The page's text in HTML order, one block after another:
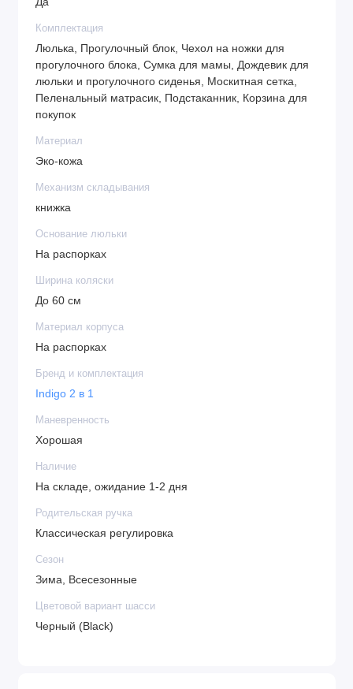
Комплектация
Люлька, Прогулочный блок, Чехол на ножки для
прогулочного блока, Сумка для мамы, Дождевик для
люльки и прогулочного сиденья, Москитная сетка,
Пеленальный матрасик, Подстаканник, Корзина для
покупок
Материал
Эко-кожа
Механизм складывания
книжка
Основание люльки
На распорках
Ширина коляски
До 60 см
Материал корпуса
На распорках
Бренд и комплектация
Indigo 2 в 1
Маневренность
Хорошая
Наличие
На складе, ожидание 1-2 дня
Родительская ручка
Классическая регулировка
Сезон
Зима, Всесезонные
Цветовой вариант шасси
Черный (Black)